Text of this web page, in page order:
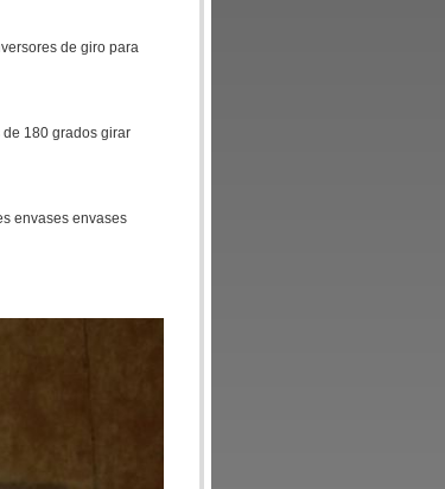
de giro para
180 grados girar
envases envases